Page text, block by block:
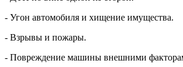
- Угон автомобиля и хищение имущества.
- Взрывы и пожары.
- Повреждение машины внешними